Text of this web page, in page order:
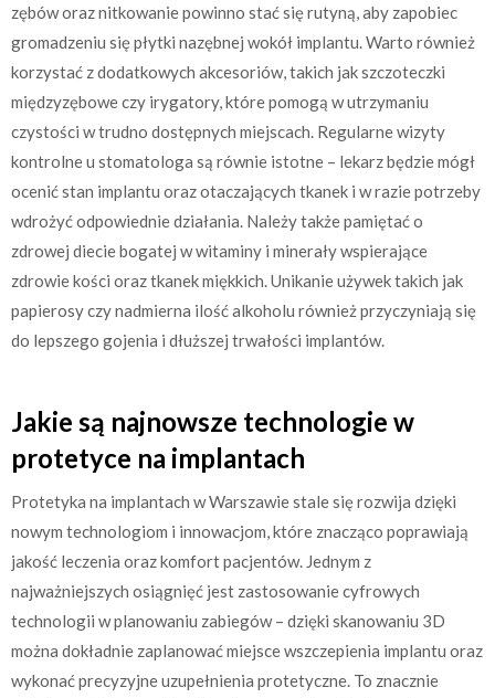
zębów oraz nitkowanie powinno stać się rutyną, aby zapobiec
gromadzeniu się płytki nazębnej wokół implantu. Warto również
korzystać z dodatkowych akcesoriów, takich jak szczoteczki
międzyzębowe czy irygatory, które pomogą w utrzymaniu
czystości w trudno dostępnych miejscach. Regularne wizyty
kontrolne u stomatologa są równie istotne – lekarz będzie mógł
ocenić stan implantu oraz otaczających tkanek i w razie potrzeby
wdrożyć odpowiednie działania. Należy także pamiętać o
zdrowej diecie bogatej w witaminy i minerały wspierające
zdrowie kości oraz tkanek miękkich. Unikanie używek takich jak
papierosy czy nadmierna ilość alkoholu również przyczyniają się
do lepszego gojenia i dłuższej trwałości implantów.
Jakie są najnowsze technologie w
protetyce na implantach
Protetyka na implantach w Warszawie stale się rozwija dzięki
nowym technologiom i innowacjom, które znacząco poprawiają
jakość leczenia oraz komfort pacjentów. Jednym z
najważniejszych osiągnięć jest zastosowanie cyfrowych
technologii w planowaniu zabiegów – dzięki skanowaniu 3D
można dokładnie zaplanować miejsce wszczepienia implantu oraz
wykonać precyzyjne uzupełnienia protetyczne. To znacznie